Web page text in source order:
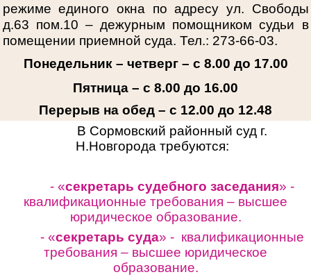
режиме единого окна по адресу ул. Свободы
д.63 пом.10 – дежурным помощником судьи в
помещении приемной суда. Тел.: 273-66-03.
Понедельник – четверг – с 8.00 до 17.00
Пятница – с 8.00 до 16.00
Перерыв на обед – с 12.00 до 12.48
В Сормовский районный суд г.
Н.Новгорода требуются:
- «секретарь судебного заседания» -
квалификационные требования – высшее
юридическое образование.
- «секретарь суда» - квалификационные
требования – высшее юридическое
образование.